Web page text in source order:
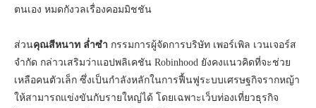
ตนเอง หมดกังวลเรื่องคอมมิชชัน
ส่วนคุณสีหนาท ล่ำซำ กรรมการผู้จัดการบริษัท เพอร์เพิล เวนเจอร์ส
จำกัด กล่าวเสริมว่าแอปพลิเคชัน Robinhood ยังคงแนวคิดที่จะช่วย
เหลือคนตัวเล็ก ซึ่งเป็นกำลังหลักในการฟื้นฟูระบบเศรษฐกิจรากหญ้า
ให้สามารถแข่งขันกับรายใหญ่ได้ โดยเฉพาะเว็บท่องเที่ยวธุรกิจ